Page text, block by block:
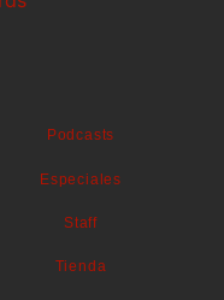
Podcasts
Especiales
Staff
Tienda